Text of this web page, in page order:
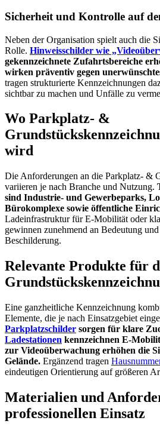
Sicherheit und Kontrolle auf
Neben der Organisation spielt auch die
Rolle. Hinweisschilder wie
gekennzeichnete Zufahrtsbereiche
wirken präventiv gegen
tragen strukturierte Kennzeichnungen
sichtbar zu machen und Unfälle zu
Wo Parkplatz- &
wird
Die Anforderungen an die Parkplatz- &
variieren je nach Branche und Nutzung.
sind Industrie- und Gewerbeparks,
Bürokomplexe sowie öffentliche
Ladeinfrastruktur für E-Mobilität oder
gewinnen zunehmend an Bedeutung
Beschilderung.
Relevante Produkte für
Eine ganzheitliche Kennzeichnung
Elemente, die je nach Einsatzgebiet
Parkplatzschilder sorgen für klare
Ladestationen kennzeichnen E-
zur Videoüberwachung erhöhen die
Gelände. Ergänzend tragen
eindeutigen Orientierung auf größeren
Materialien und
professionellen Einsatz